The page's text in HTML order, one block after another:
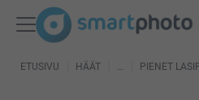
ETUSIVU HÄÄT PIENET